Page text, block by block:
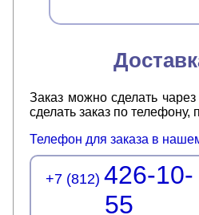
Заказ можно сделать
сделать заказ по
Телефон для заказа в
+7 (812) 426-10-
55